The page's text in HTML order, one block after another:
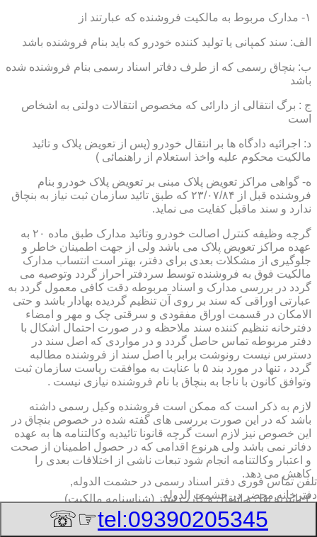
۱- مدارک مربوط به مالکیت فروشنده که عبارتند از
الف: سند کمپانی یا تولید کننده خودرو که باید بنام فروشنده باشد
ب: بنچاق رسمی که از طرف دفاتر اسناد رسمی بنام فروشنده شده
باشد
ج : برگ انتقالی از دارائی که مخصوص انتقالات دولتی به اشخاص
است
د: اجرائیه دادگاه ها بر انتقال خودرو (پس از تعویض پلاک و تائید
مالکیت محکوم علیه واخذ استعلام از راهنمائی )
ه- گواهی مراکز تعویض پلاک مبنی بر تعویض پلاک خودرو بنام
فروشنده قبل از ۲۳/۰۷/۸۴ که طبق تائید سازمان ثبت نیاز به بنچاق
ندارد و سند ماقبل کفایت می نماید.
گرچه وظیفه کنترل اصالت خودرو وتائید مدارک طبق ماده ۲۰ به
عهده مراکز تعویض پلاک می باشد ولی از جهت اطمینان خاطر و
جلوگیری از مشکلات بعدی برای دفتر، بهتر است انتساب مدارک
مالکیت فوق به فروشنده توسط سردفتر احراز گردد وتوصیه می
گردد در بررسی مدارک و اسناد مربوطه دقت کافی معمول گردد به
عبارتی اوراقی که سند بر روی آن تنظیم گردیده بهادار باشد و حتی
الامکان در قسمت اوراق مفقودی و سرقتی چک و مهر و امضاء
دفترخانه تنظیم کننده سند ملاحظه و در صورت احتمال اشکال با
دفتر مربوطه تماس حاصل گردد و در مواردی که اصل سند در
دسترس نیست رونوشت برابر با اصل سند از فروشنده مطالبه
گردد ، تنها در مورد بند ۵ با عنایت به موافقت ریاست سازمان ثبت
وتوافق کانون با ناجا به بنچاق با نام فروشنده نیازی نیست .
لازم به ذکر است که ممکن است فروشنده وکیل رسمی داشته
باشد که در این صورت بررسی های گفته شده در خصوص بنچاق در
این خصوص نیز لازم است گرچه قانونا تائیدیه وکالتنامه ها به عهده
دفاتر نمی باشد ولی هرنوع اقدامی که در حصول اطمینان از صحت
و اعتبار وکالتنامه انجام شود تبعات ناشی از اختلافات بعدی را
کاهش می دهد.
۲-تائیدیه نقل و انتقال و کارت سبز (شناسنامه مالکیت)
برگ تائیدیه نقل و انتقال صادره از مراکز تعویض پلاک حاوی
تلفن تماس فوری دفتر اسناد رسمی در حشمت الدوله,
دفترخانه,محضر در حشمت الدوله
tel:09390205345
☞☏